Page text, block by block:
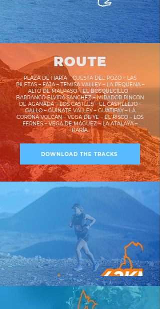
ROUTE
PLAZA DE HARÍA – CUESTA DEL POZO – LAS
PILETAS – FAJA – TEMISA VALLEY – LA PEQUENA –
ALTO DE MALPASO – EL BOSQUECILLO –
BARRANCO ELVIRA SÁNCHEZ – MIRADOR RINCON
DE AGANADA – LOS CASTLES – EL CASTILLEJO –
GALLO – GUINATE VALLEY – GUATIFAY – LA
CORONA VOLCAN – VEGA DE YE – EL RISCO – LOS
FERNES – VEGA DE MÁGUEZ – LA ATALAYA –
HARÍA.
DOWNLOAD THE TRACKS